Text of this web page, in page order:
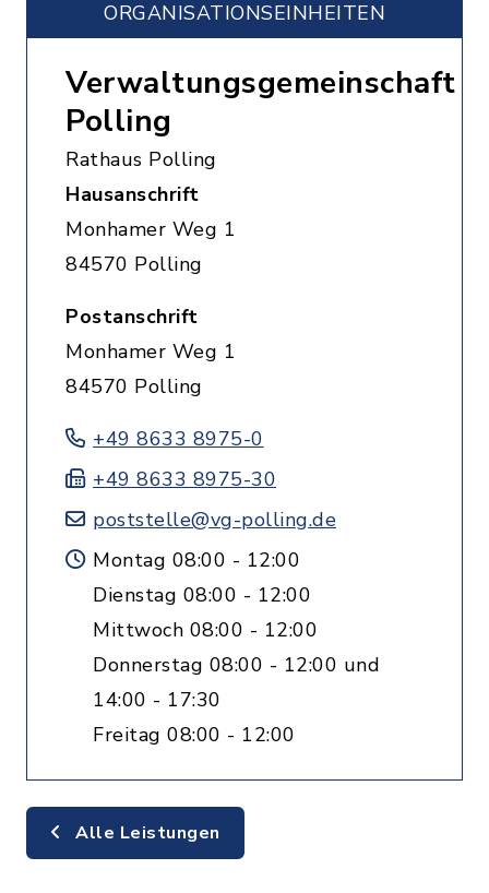
ORGANISATIONS­EINHEITEN
Verwaltungsgemeinschaft
Polling
Rathaus Polling
Hausanschrift
Monhamer Weg 1
84570 Polling
Postanschrift
Monhamer Weg 1
84570 Polling
+49 8633 8975-0
+49 8633 8975-30
poststelle@vg-polling.de
Montag 08:00 - 12:00
Dienstag 08:00 - 12:00
Mittwoch 08:00 - 12:00
Donnerstag 08:00 - 12:00 und
14:00 - 17:30
Freitag 08:00 - 12:00
Alle Leistungen